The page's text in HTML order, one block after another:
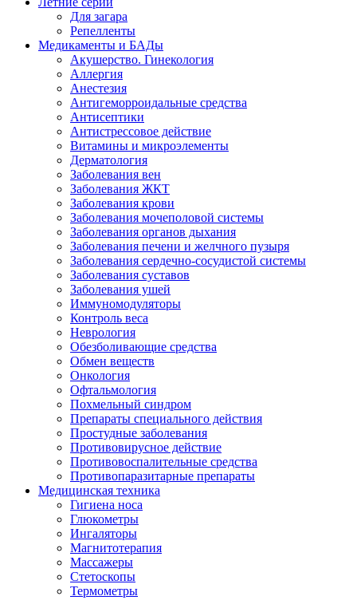
Для загара
Репелленты
Медикаменты и БАДы
Акушерство. Гинекология
Аллергия
Анестезия
Антигеморроидальные средства
Антисептики
Антистрессовое действие
Витамины и микроэлементы
Дерматология
Заболевания вен
Заболевания ЖКТ
Заболевания крови
Заболевания мочеполовой системы
Заболевания органов дыхания
Заболевания печени и желчного пузыря
Заболевания сердечно-сосудистой системы
Заболевания суставов
Заболевания ушей
Иммуномодуляторы
Контроль веса
Неврология
Обезболивающие средства
Обмен веществ
Онкология
Офтальмология
Похмельный синдром
Препараты специального действия
Простудные заболевания
Противовирусное действие
Противовоспалительные средства
Противопаразитарные препараты
Медицинская техника
Гигиена носа
Глюкометры
Ингаляторы
Магнитотерапия
Массажеры
Стетоскопы
Термометры